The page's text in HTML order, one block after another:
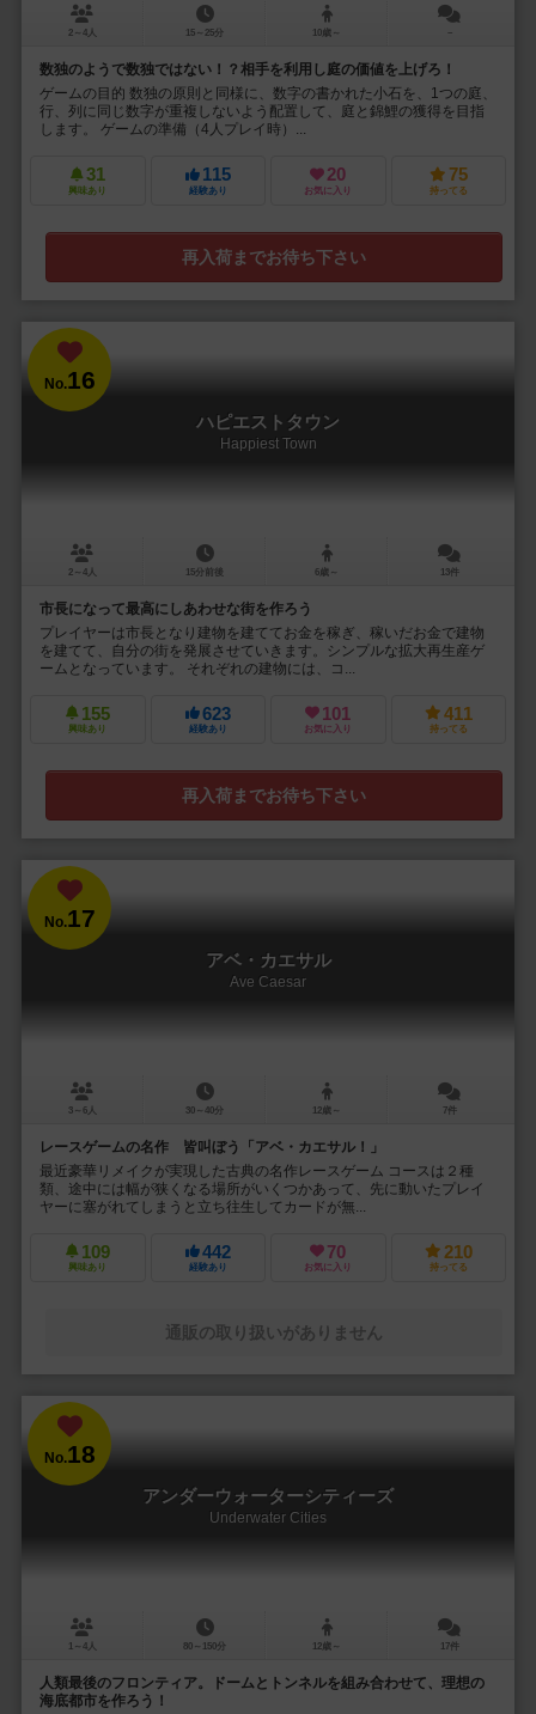
2～4人 15～25分 10歳～ －
数独のようで数独ではない！？相手を利用し庭の価値を上げろ！
ゲームの目的 数独の原則と同様に、数字の書かれた小石を、1つの庭、
行、列に同じ数字が重複しないよう配置して、庭と錦鯉の獲得を目指
します。 ゲームの準備（4人プレイ時）...
31
興味あり
115
経験あり
20
お気に入り
75
持ってる
再入荷までお待ち下さい
No.16
ハピエストタウン
Happiest Town
2～4人 15分前後 6歳～ 13件
市長になって最高にしあわせな街を作ろう
プレイヤーは市長となり建物を建ててお金を稼ぎ、稼いだお金で建物
を建てて、自分の街を発展させていきます。シンプルな拡大再生産ゲ
ームとなっています。 それぞれの建物には、コ...
155
興味あり
623
経験あり
101
お気に入り
411
持ってる
再入荷までお待ち下さい
No.17
アベ・カエサル
Ave Caesar
3～6人 30～40分 12歳～ 7件
レースゲームの名作 皆叫ぼう「アベ・カエサル！」
最近豪華リメイクが実現した古典の名作レースゲーム コースは２種
類、途中には幅が狭くなる場所がいくつかあって、先に動いたプレイ
ヤーに塞がれてしまうと立ち往生してカードが無...
109
興味あり
442
経験あり
70
お気に入り
210
持ってる
通販の取り扱いがありません
No.18
アンダーウォーターシティーズ
Underwater Cities
1～4人 80～150分 12歳～ 17件
人類最後のフロンティア。ドームとトンネルを組み合わせて、理想の
海底都市を作ろう！